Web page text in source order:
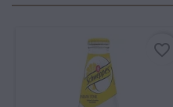
favorite_border